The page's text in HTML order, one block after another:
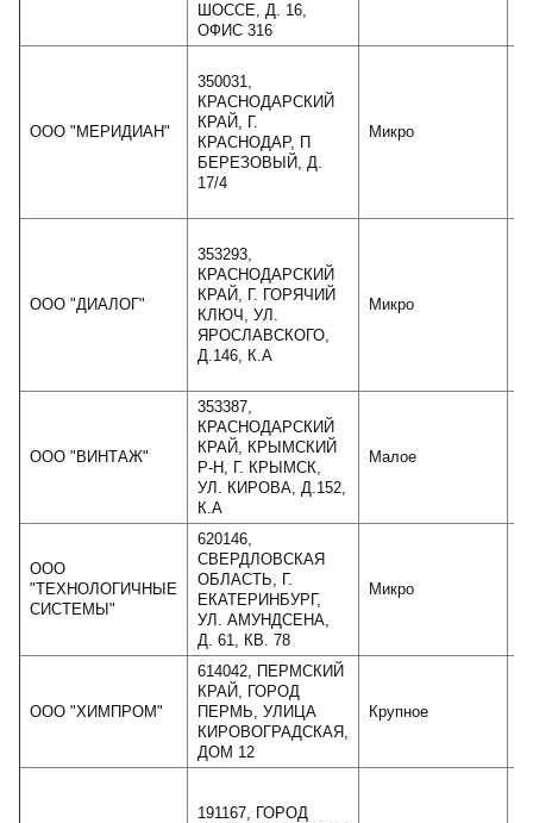
ШОССЕ, Д. 16,
ОФИС 316
ООО "МЕРИДИАН"
350031,
КРАСНОДАРСКИЙ
КРАЙ, Г.
КРАСНОДАР, П
БЕРЕЗОВЫЙ, Д.
17/4
Микро
ООО "ДИАЛОГ"
353293,
КРАСНОДАРСКИЙ
КРАЙ, Г. ГОРЯЧИЙ
КЛЮЧ, УЛ.
ЯРОСЛАВСКОГО,
Д.146, К.А
Микро
ООО "ВИНТАЖ"
353387,
КРАСНОДАРСКИЙ
КРАЙ, КРЫМСКИЙ
Р-Н, Г. КРЫМСК,
УЛ. КИРОВА, Д.152,
К.А
Малое
ООО
"ТЕХНОЛОГИЧНЫЕ
СИСТЕМЫ"
620146,
СВЕРДЛОВСКАЯ
ОБЛАСТЬ, Г.
ЕКАТЕРИНБУРГ,
УЛ. АМУНДСЕНА,
Д. 61, КВ. 78
Микро
ООО "ХИМПРОМ"
614042, ПЕРМСКИЙ
КРАЙ, ГОРОД
ПЕРМЬ, УЛИЦА
КИРОВОГРАДСКАЯ,
ДОМ 12
Крупное
191167, ГОРОД